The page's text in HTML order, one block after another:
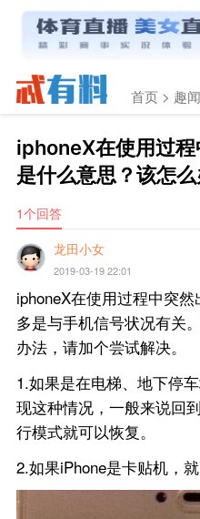
首页 > 趣闻
iphoneX在使用过
是什么意思？该怎么
1个回答
龙田小女
2019-03-19 22:01
iphoneX在使用过程中突
多是与手机信号状况有关
办法，请加个尝试解决。
1.如果是在电梯、地下停
现这种情况，一般来说回
行模式就可以恢复。
2.如果iPhone是卡贴机，